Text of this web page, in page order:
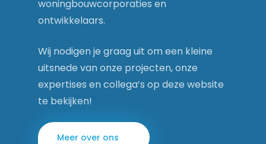
woningbouwcorporaties en
ontwikkelaars.
Wij nodigen je graag uit om een kleine
uitsnede van onze projecten, onze
expertises en collega’s op deze website
te bekijken!
Meer over ons